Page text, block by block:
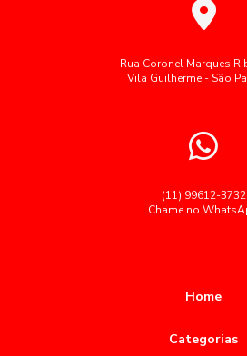
produtividade no ambiente de
Bem-Estar nas Empresas
Alimentação corporativa: como
Alimentação Corporativa:
Fornecimento de refeições corporativas
Gestão de restaurante corporativo
Serviço buffet para grandes empresas
Serviço de alimentação para empresas
almoço empresas restaurante
Rua Coronel Marques
Vila Guilherme - São
(11) 99612-3732
Chame no
Home
Categorias